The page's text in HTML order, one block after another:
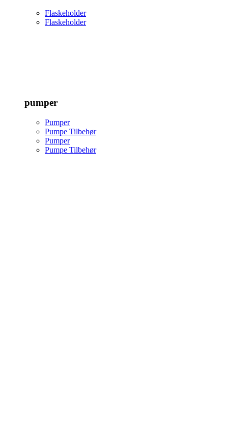
Flaskeholder
Flaskeholder
pumper
Pumper
Pumpe Tilbehør
Pumper
Pumpe Tilbehør